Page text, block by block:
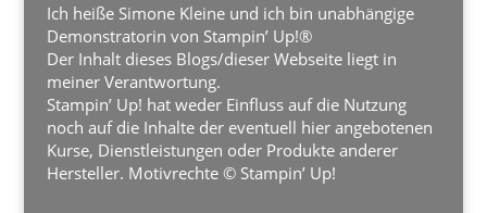
Ich heiße Simone Kleine und ich bin unabhängige
Demonstratorin von Stampin’ Up!®
Der Inhalt dieses Blogs/dieser Webseite liegt in
meiner Verantwortung.
Stampin’ Up! hat weder Einfluss auf die Nutzung
noch auf die Inhalte der eventuell hier angebotenen
Kurse, Dienstleistungen oder Produkte anderer
Hersteller. Motivrechte © Stampin’ Up!